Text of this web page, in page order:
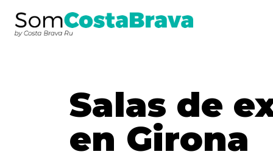
Salas de
en Girona